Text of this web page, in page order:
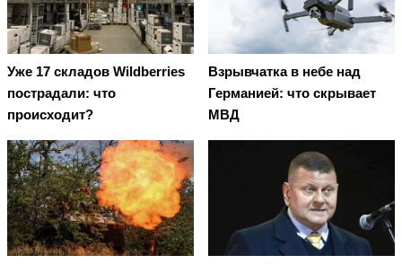
Уже 17 складов Wildberries
пострадали: что
происходит?
Взрывчатка в небе над
Германией: что скрывает
МВД